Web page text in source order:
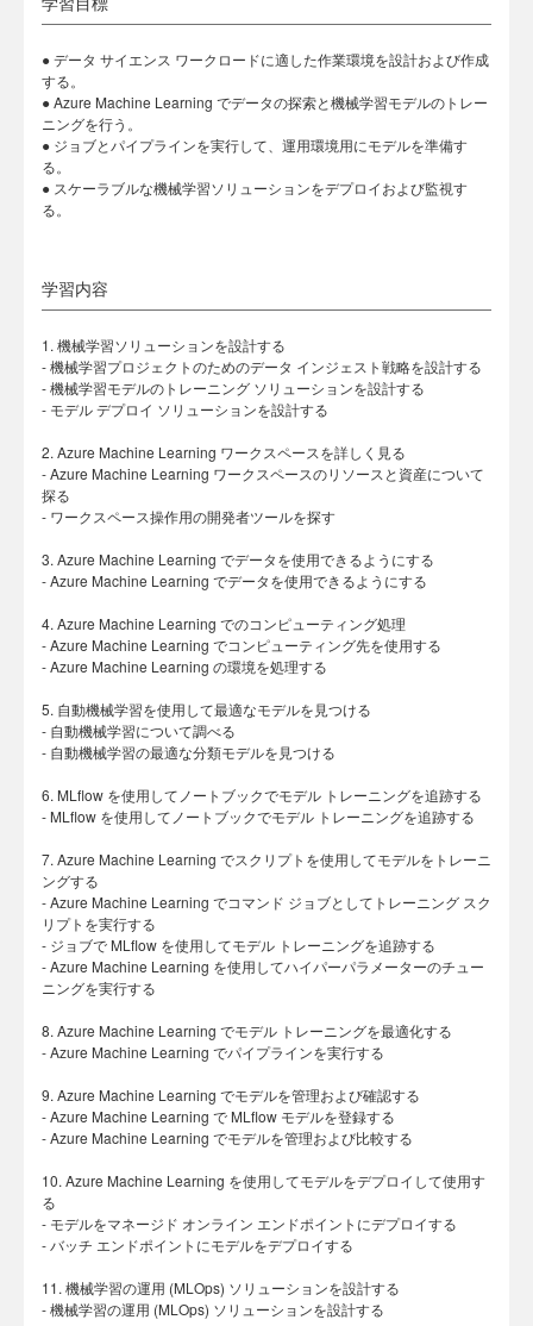
● データ サイエンス ワークロードに適した作業環境を設計および作成
する。
● Azure Machine Learning でデータの探索と機械学習モデルのトレー
ニングを行う。
● ジョブとパイプラインを実行して、運用環境用にモデルを準備す
る。
● スケーラブルな機械学習ソリューションをデプロイおよび監視す
る。
学習内容
1. 機械学習ソリューションを設計する
- 機械学習プロジェクトのためのデータ インジェスト戦略を設計する
- 機械学習モデルのトレーニング ソリューションを設計する
- モデル デプロイ ソリューションを設計する
2. Azure Machine Learning ワークスペースを詳しく見る
- Azure Machine Learning ワークスペースのリソースと資産について
探る
- ワークスペース操作用の開発者ツールを探す
3. Azure Machine Learning でデータを使用できるようにする
- Azure Machine Learning でデータを使用できるようにする
4. Azure Machine Learning でのコンピューティング処理
- Azure Machine Learning でコンピューティング先を使用する
- Azure Machine Learning の環境を処理する
5. 自動機械学習を使用して最適なモデルを見つける
- 自動機械学習について調べる
- 自動機械学習の最適な分類モデルを見つける
6. MLflow を使用してノートブックでモデル トレーニングを追跡する
- MLflow を使用してノートブックでモデル トレーニングを追跡する
7. Azure Machine Learning でスクリプトを使用してモデルをトレーニ
ングする
- Azure Machine Learning でコマンド ジョブとしてトレーニング スク
リプトを実行する
- ジョブで MLflow を使用してモデル トレーニングを追跡する
- Azure Machine Learning を使用してハイパーパラメーターのチュー
ニングを実行する
8. Azure Machine Learning でモデル トレーニングを最適化する
- Azure Machine Learning でパイプラインを実行する
9. Azure Machine Learning でモデルを管理および確認する
- Azure Machine Learning で MLflow モデルを登録する
- Azure Machine Learning でモデルを管理および比較する
10. Azure Machine Learning を使用してモデルをデプロイして使用す
る
- モデルをマネージド オンライン エンドポイントにデプロイする
- バッチ エンドポイントにモデルをデプロイする
11. 機械学習の運用 (MLOps) ソリューションを設計する
- 機械学習の運用 (MLOps) ソリューションを設計する